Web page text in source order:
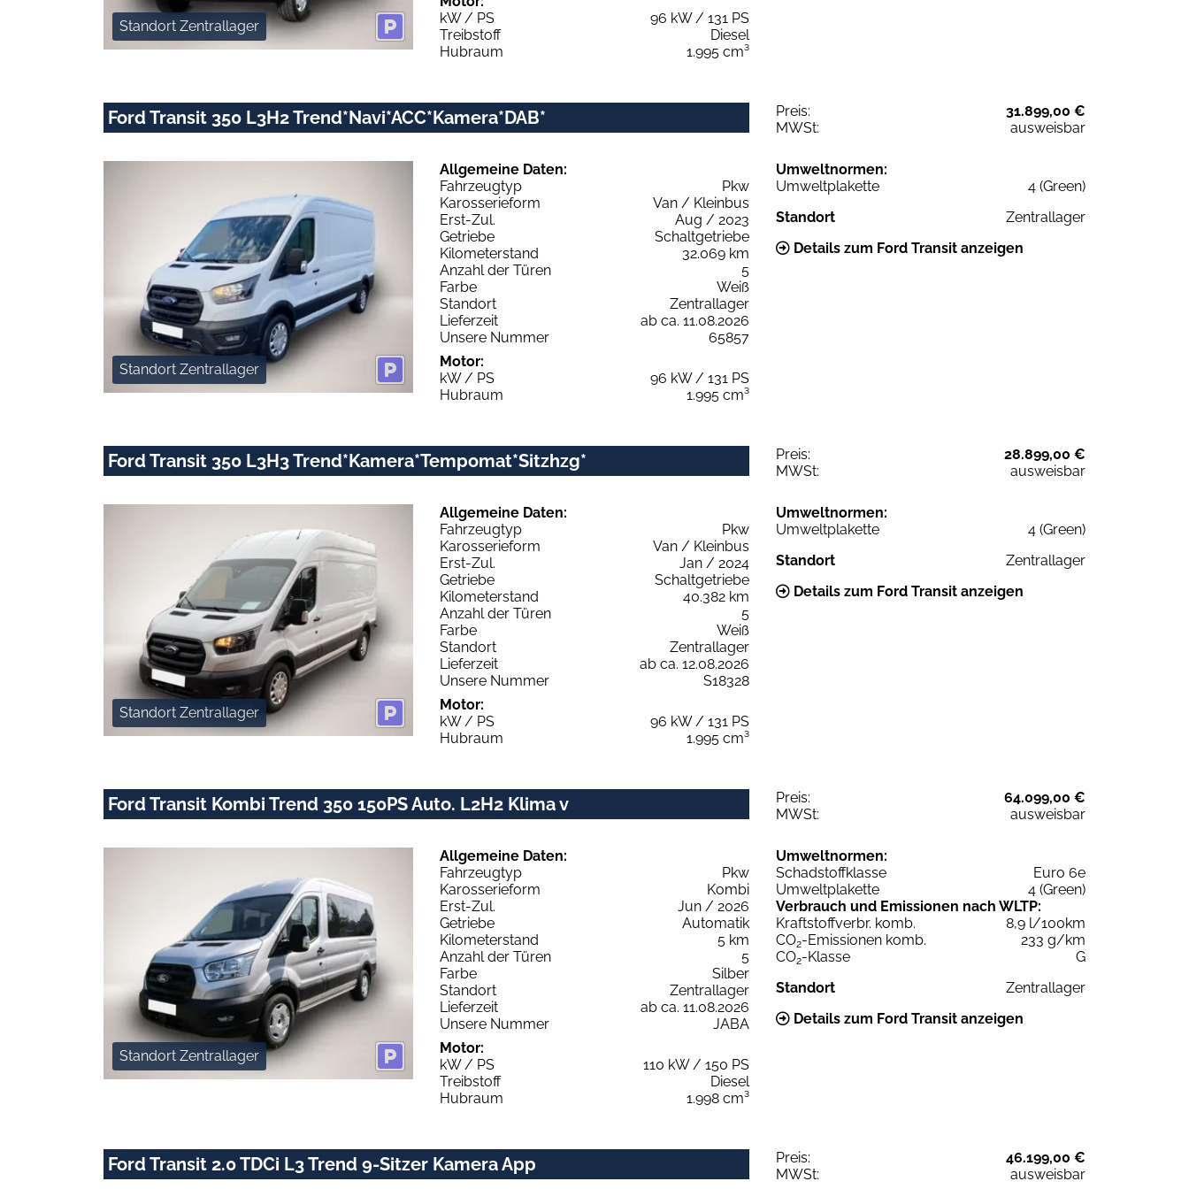
Standort Zentrallager
kW / PS
96 kW / 131 PS
Treibstoff
Diesel
Hubraum
1.995 cm³
Ford Transit 350 L3H2 Trend*Navi*ACC*Kamera*DAB* Preis:
31.899,00 €
MWSt:
ausweisbar
Standort Zentrallager
Allgemeine Daten:
Fahrzeugtyp
Pkw
Karosserieform
Van / Kleinbus
Erst-Zul.
Aug / 2023
Getriebe
Schaltgetriebe
Kilometerstand
32.069 km
Anzahl der Türen
5
Farbe
Weiß
Standort
Zentrallager
Lieferzeit
ab ca. 11.08.2026
Unsere Nummer
65857
Motor:
kW / PS
96 kW / 131 PS
Hubraum
1.995 cm³
Umweltnormen:
Umweltplakette
4 (Green)
Standort
Zentrallager
Details zum Ford Transit anzeigen
Ford Transit 350 L3H3 Trend*Kamera*Tempomat*Sitzhzg* Preis:
28.899,00 €
MWSt:
ausweisbar
Standort Zentrallager
Allgemeine Daten:
Fahrzeugtyp
Pkw
Karosserieform
Van / Kleinbus
Erst-Zul.
Jan / 2024
Getriebe
Schaltgetriebe
Kilometerstand
40.382 km
Anzahl der Türen
5
Farbe
Weiß
Standort
Zentrallager
Lieferzeit
ab ca. 12.08.2026
Unsere Nummer
S18328
Motor:
kW / PS
96 kW / 131 PS
Hubraum
1.995 cm³
Umweltnormen:
Umweltplakette
4 (Green)
Standort
Zentrallager
Details zum Ford Transit anzeigen
Ford Transit Kombi Trend 350 150PS Auto. L2H2 Klima v Preis:
64.099,00 €
MWSt:
ausweisbar
Standort Zentrallager
Allgemeine Daten:
Fahrzeugtyp
Pkw
Karosserieform
Kombi
Erst-Zul.
Jun / 2026
Getriebe
Automatik
Kilometerstand
5 km
Anzahl der Türen
5
Farbe
Silber
Standort
Zentrallager
Lieferzeit
ab ca. 11.08.2026
Unsere Nummer
JABA
Motor:
kW / PS
110 kW / 150 PS
Treibstoff
Diesel
Hubraum
1.998 cm³
Umweltnormen:
Schadstoffklasse
Euro 6e
Umweltplakette
4 (Green)
Verbrauch und Emissionen nach WLTP:
Kraftstoffverbr. komb.
8,9 l/100km
CO2-Emissionen komb.
233 g/km
CO2-Klasse
G
Standort
Zentrallager
Details zum Ford Transit anzeigen
Ford Transit 2.0 TDCi L3 Trend 9-Sitzer Kamera App Preis:
46.199,00 €
MWSt:
ausweisbar